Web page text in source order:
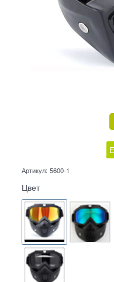
Артикул: 5600-1
Цвет